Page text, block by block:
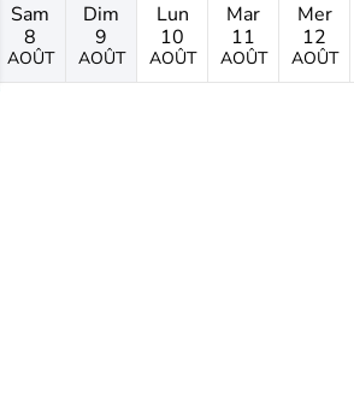
Sam
8
AOÛT
Dim
9
AOÛT
Lun
10
AOÛT
Mar
11
AOÛT
Mer
12
AOÛT